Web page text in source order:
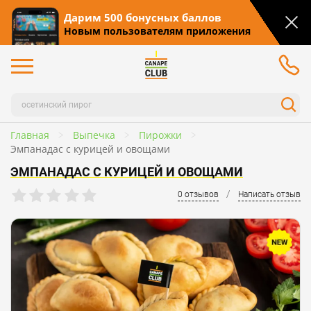
Дарим 500 бонусных баллов
Новым пользователям приложения
Главная Выпечка
Пирожки
Эмпанадас с курицей и овощами
ЭМПАНАДАС С КУРИЦЕЙ И ОВОЩАМИ
0 отзывов / Написать отзыв